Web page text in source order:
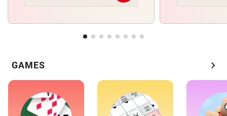
GAMES chevron_right